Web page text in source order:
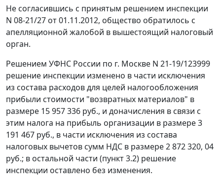
Не согласившись с принятым решением инспекции
N 08-21/27 от 01.11.2012, общество обратилось с
апелляционной жалобой в вышестоящий налоговый
орган.
Решением УФНС России по г. Москве N 21-19/123999
решение инспекции изменено в части исключения
из состава расходов для целей налогообложения
прибыли стоимости "возвратных материалов" в
размере 15 957 336 руб., и доначисления в связи с
этим налога на прибыль организации в размере 3
191 467 руб., в части исключения из состава
налоговых вычетов сумм НДС в размере 2 872 320, 04
руб.; в остальной части (пункт 3.2) решение
инспекции оставлено без изменения.